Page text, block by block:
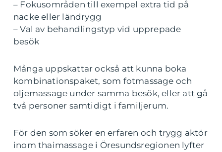
– Fokusområden till exempel extra tid på
nacke eller ländrygg
– Val av behandlingstyp vid upprepade
besök
Många uppskattar också att kunna boka
kombinationspaket, som fotmassage och
oljemassage under samma besök, eller att gå
två personer samtidigt i familjerum.
För den som söker en erfaren och trygg aktör
inom thaimassage i Öresundsregionen lyfter